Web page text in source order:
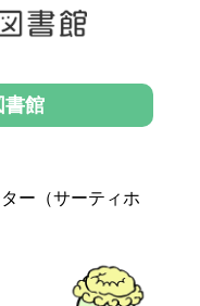
書館
ー（サーティホ